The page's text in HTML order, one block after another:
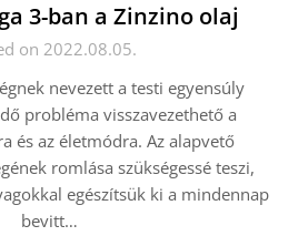
3-ban a Zinzino olaj
on 2022.08.05.
nevezett a testi egyensúly
probléma visszavezethető a
és az életmódra. Az alapvető
romlása szükségessé teszi,
egészítsük ki a mindennap
bevitt…